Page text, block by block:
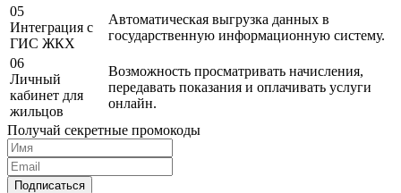
05
Интеграция с
ГИС ЖКХ
Автоматическая выгрузка данных в
государственную информационную систему.
06
Личный
кабинет для
жильцов
Возможность просматривать начисления,
передавать показания и оплачивать услуги
онлайн.
Получай секретные промокоды
Подписаться